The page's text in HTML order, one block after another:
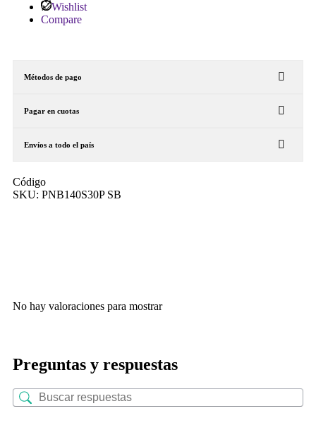
Wishlist
Compare
Métodos de pago
Pagar en cuotas
Envíos a todo el país
Código
SKU: PNB140S30P SB
No hay valoraciones para mostrar
Preguntas y respuestas